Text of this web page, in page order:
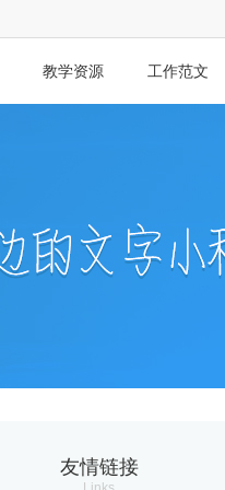
教学资源 工作范文
友情链接